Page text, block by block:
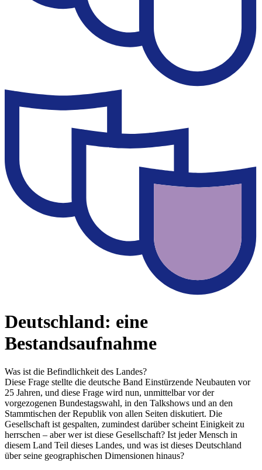
Deutschland: eine
Bestandsaufnahme
Was ist die Befindlichkeit des Landes?
Diese Frage stellte die deutsche Band Einstürzende Neubauten vor
25 Jahren, und diese Frage wird nun, unmittelbar vor der
vorgezogenen Bundestagswahl, in den Talkshows und an den
Stammtischen der Republik von allen Seiten diskutiert. Die
Gesellschaft ist gespalten, zumindest darüber scheint Einigkeit zu
herrschen – aber wer ist diese Gesellschaft? Ist jeder Mensch in
diesem Land Teil dieses Landes, und was ist dieses Deutschland
über seine geographischen Dimensionen hinaus?